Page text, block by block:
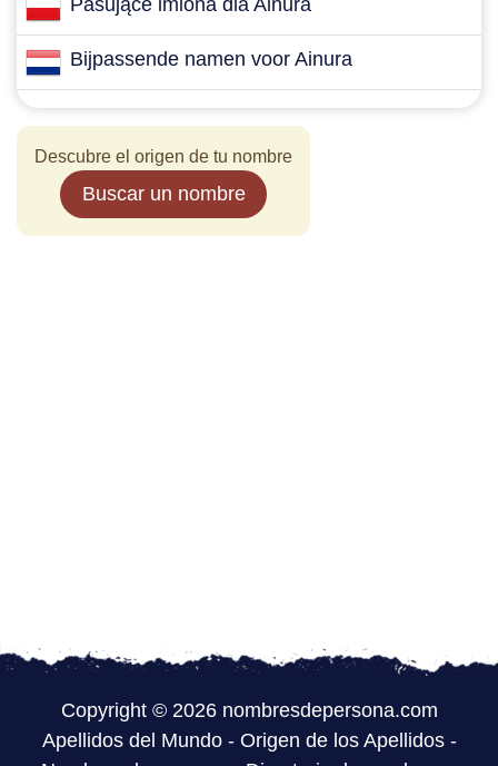
Pasujące imiona dla Ainura
Bijpassende namen voor Ainura
Descubre el origen de tu nombre
Buscar un nombre
Copyright © 2026 nombresdepersona.com
Apellidos del Mundo- Origen de los Apellidos-